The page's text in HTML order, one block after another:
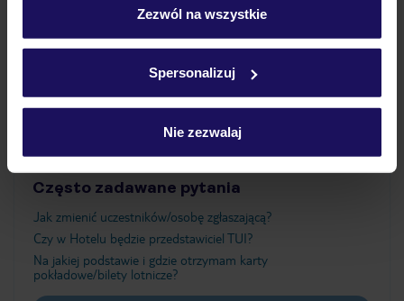
Szczegółowe informacje o plikach cookie znajdziesz
Zezwól na wszystkie
Spersonalizuj
Nie zezwalaj
Atrakcje
Ważne informacje
Często zadawane pytania
Jak zmienić uczestników/osobę zgłaszającą?
Czy w Hotelu będzie przedstawiciel TUI?
Na jakiej podstawie i gdzie otrzymam karty
pokładowe/bilety lotnicze?